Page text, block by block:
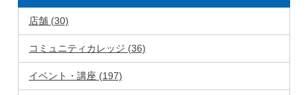
店舗 (30)
コミュニティカレッジ (36)
イベント・講座 (197)